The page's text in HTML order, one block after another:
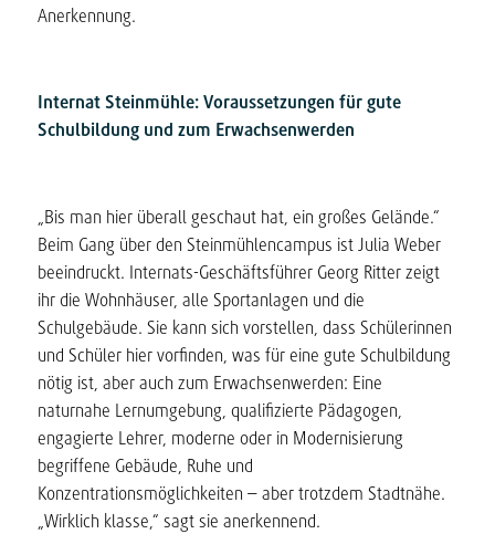
Anerkennung.
Internat Steinmühle: Voraussetzungen für gute
Schulbildung und zum Erwachsenwerden
„Bis man hier überall geschaut hat, ein großes Gelände.“
Beim Gang über den Steinmühlencampus ist Julia Weber
beeindruckt. Internats-Geschäftsführer Georg Ritter zeigt
ihr die Wohnhäuser, alle Sportanlagen und die
Schulgebäude. Sie kann sich vorstellen, dass Schülerinnen
und Schüler hier vorfinden, was für eine gute Schulbildung
nötig ist, aber auch zum Erwachsenwerden: Eine
naturnahe Lernumgebung, qualifizierte Pädagogen,
engagierte Lehrer, moderne oder in Modernisierung
begriffene Gebäude, Ruhe und
Konzentrationsmöglichkeiten – aber trotzdem Stadtnähe.
„Wirklich klasse,“ sagt sie anerkennend.